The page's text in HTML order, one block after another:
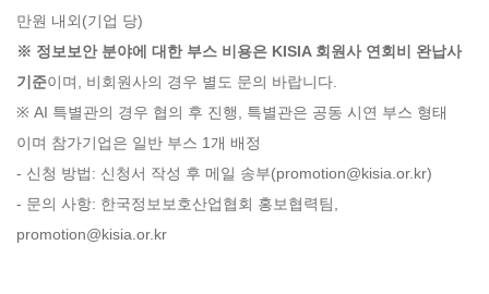
만원 내외(기업 당)
※ 정보보안 분야에 대한 부스 비용은 KISIA 회원사 연회비 완납사
기준이며, 비회원사의 경우 별도 문의 바랍니다.
※ AI 특별관의 경우 협의 후 진행, 특별관은 공동 시연 부스 형태
이며 참가기업은 일반 부스 1개 배정
- 신청 방법: 신청서 작성 후 메일 송부(promotion@kisia.or.kr)
- 문의 사항: 한국정보보호산업협회 홍보협력팀,
promotion@kisia.or.kr